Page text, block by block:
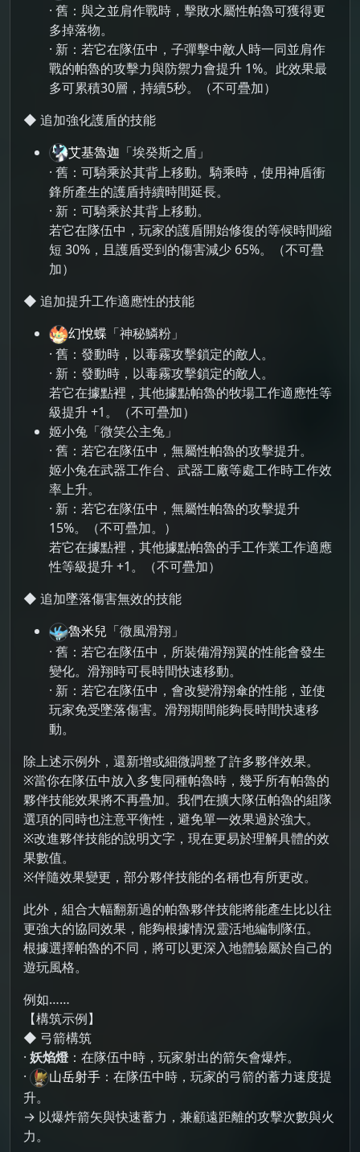
· 舊：與之並肩作戰時，擊敗水屬性帕魯可獲得更
多掉落物。
· 新：若它在隊伍中，子彈擊中敵人時一同並肩作
戰的帕魯的攻擊力與防禦力會提升 1%。此效果最
多可累積30層，持續5秒。（不可疊加）
◆ 追加強化護盾的技能
艾基魯迦 「埃癸斯之盾」
· 舊：可騎乘於其背上移動。騎乘時，使用神盾衝
鋒所產生的護盾持續時間延長。
· 新：可騎乘於其背上移動。
若它在隊伍中，玩家的護盾開始修復的等候時間縮
短 30%，且護盾受到的傷害減少 65%。（不可疊
加）
◆ 追加提升工作適應性的技能
幻悅蝶 「神秘鱗粉」
· 舊：發動時，以毒霧攻擊鎖定的敵人。
· 新：發動時，以毒霧攻擊鎖定的敵人。
若它在據點裡，其他據點帕魯的牧場工作適應性等
級提升 +1。（不可疊加）
姬小兔「微笑公主兔」
· 舊：若它在隊伍中，無屬性帕魯的攻擊提升。
姬小兔在武器工作台、武器工廠等處工作時工作效
率上升。
· 新：若它在隊伍中，無屬性帕魯的攻擊提升
15%。（不可疊加。）
若它在據點裡，其他據點帕魯的手工作業工作適應
性等級提升 +1。（不可疊加）
◆ 追加墜落傷害無效的技能
魯米兒 「微風滑翔」
· 舊：若它在隊伍中，所裝備滑翔翼的性能會發生
變化。滑翔時可長時間快速移動。
· 新：若它在隊伍中，會改變滑翔傘的性能，並使
玩家免受墜落傷害。滑翔期間能夠長時間快速移
動。
除上述示例外，還新增或細微調整了許多夥伴效果。
※當你在隊伍中放入多隻同種帕魯時，幾乎所有帕魯的
夥伴技能效果將不再疊加。我們在擴大隊伍帕魯的組隊
選項的同時也注意平衡性，避免單一效果過於強大。
※改進夥伴技能的說明文字，現在更易於理解具體的效
果數值。
※伴隨效果變更，部分夥伴技能的名稱也有所更改。
此外，組合大幅翻新過的帕魯夥伴技能將能產生比以往
更強大的協同效果，能夠根據情況靈活地編制隊伍。
根據選擇帕魯的不同，將可以更深入地體驗屬於自己的
遊玩風格。
例如……
【構筑示例】
◆ 弓箭構筑
· 妖焰燈：在隊伍中時，玩家射出的箭矢會爆炸。
·
山岳射手 ：在隊伍中時，玩家的弓箭的蓄力速度提
升。
→ 以爆炸箭矢與快速蓄力，兼顧遠距離的攻擊次數與火
力。